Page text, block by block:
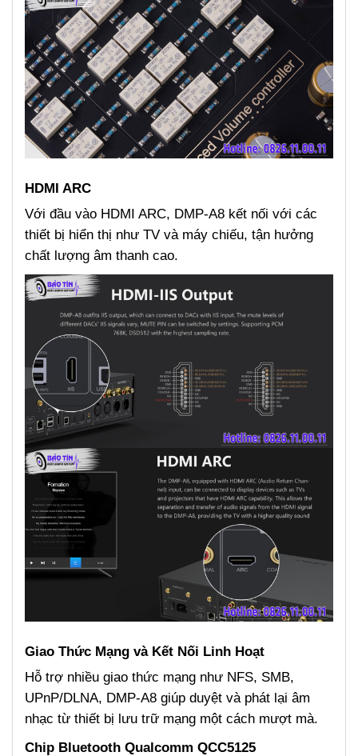
HDMI ARC
Với đầu vào HDMI ARC, DMP-A8 kết nối với các
thiết bị hiển thị như TV và máy chiếu, tận hưởng
chất lượng âm thanh cao.
Giao Thức Mạng và Kết Nối Linh Hoạt
Hỗ trợ nhiều giao thức mạng như NFS, SMB,
UPnP/DLNA, DMP-A8 giúp duyệt và phát lại âm
nhạc từ thiết bị lưu trữ mạng một cách mượt mà.
Chip Bluetooth Qualcomm QCC5125